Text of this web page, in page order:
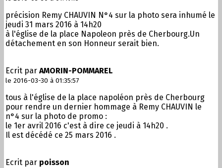
précision Remy CHAUVIN N°4 sur la photo sera inhumé le
jeudi 31 mars 2016 à 14h20
à l'église de la place Napoleon près de Cherbourg.Un
détachement en son Honneur serait bien.
Ecrit par AMORIN-POMMAREL
le 2016-03-30 à 01:35:57
tous à l'église de la place napoléon près de Cherbourg
pour rendre un dernier hommage à Remy CHAUVIN le
n°4 sur la photo de promo :
le 1er avril 2016 c'est à dire ce jeudi à 14h20 .
Il est décédé ce 25 mars 2016 .
Ecrit par poisson